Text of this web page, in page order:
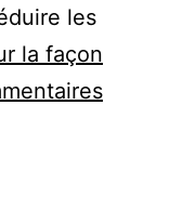
les
la façon